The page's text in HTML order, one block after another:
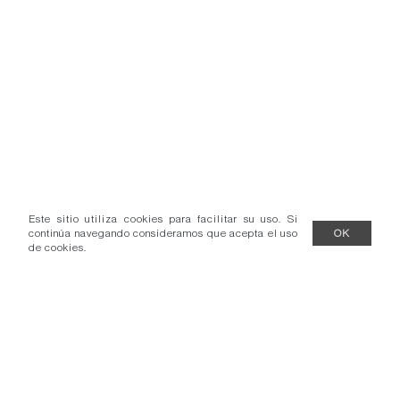
de cookies.
Más información